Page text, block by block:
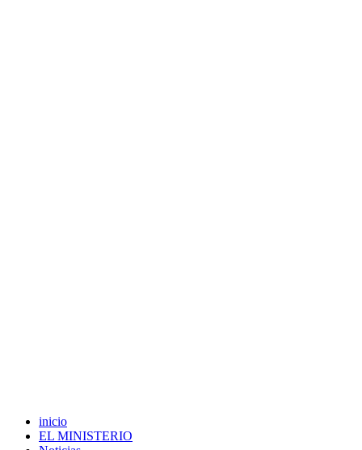
inicio
EL MINISTERIO